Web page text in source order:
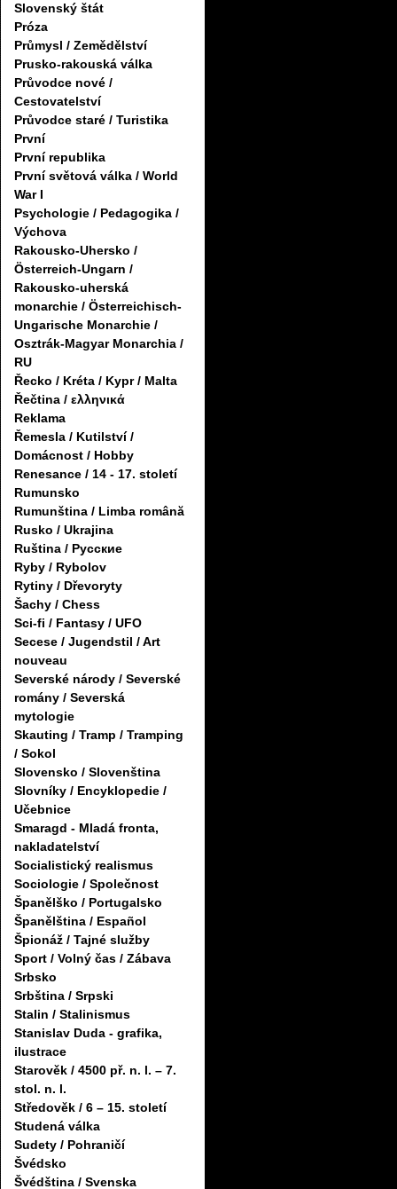
Slovenský štát
Próza
Průmysl / Zemědělství
Prusko-rakouská válka
Průvodce nové /
Cestovatelství
Průvodce staré / Turistika
První
První republika
První světová válka / World
War I
Psychologie / Pedagogika /
Výchova
Rakousko-Uhersko /
Österreich-Ungarn /
Rakousko-uherská
monarchie / Österreichisch-
Ungarische Monarchie /
Osztrák-Magyar Monarchia /
RU
Řecko / Kréta / Kypr / Malta
Řečtina / ελληνικά
Reklama
Řemesla / Kutilství /
Domácnost / Hobby
Renesance / 14 - 17. století
Rumunsko
Rumunština / Limba română
Rusko / Ukrajina
Ruština / Русские
Ryby / Rybolov
Rytiny / Dřevoryty
Šachy / Chess
Sci-fi / Fantasy / UFO
Secese / Jugendstil / Art
nouveau
Severské národy / Severské
romány / Severská
mytologie
Skauting / Tramp / Tramping
/ Sokol
Slovensko / Slovenština
Slovníky / Encyklopedie /
Učebnice
Smaragd - Mladá fronta,
nakladatelství
Socialistický realismus
Sociologie / Společnost
Španělško / Portugalsko
Španělština / Español
Špionáž / Tajné služby
Sport / Volný čas / Zábava
Srbsko
Srbština / Srpski
Stalin / Stalinismus
Stanislav Duda - grafika,
ilustrace
Starověk / 4500 př. n. l. – 7.
stol. n. l.
Středověk / 6 – 15. století
Studená válka
Sudety / Pohraničí
Švédsko
Švédština / Svenska